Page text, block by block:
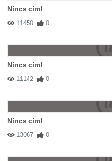
Nincs cím!
11450 0
Nincs cím!
11142 0
Nincs cím!
13067 0